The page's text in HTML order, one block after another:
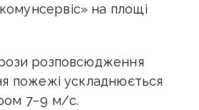
на площі
розповсюдження
пожежі ускладнюється
7−9 м/с.